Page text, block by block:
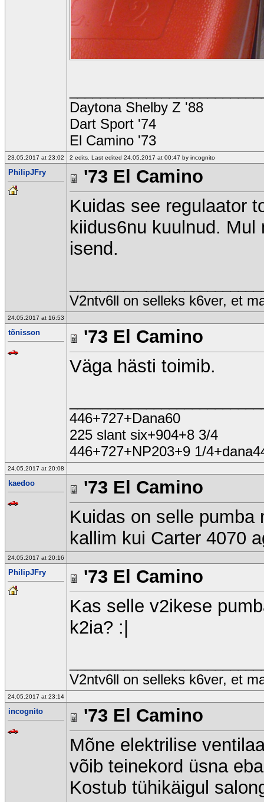
Daytona Shelby Z '88
Dart Sport '74
El Camino '73
23.05.2017 at 23:02 2 edits. Last edited 24.05.2017 at 00:47 by incognito
PhilipJFry
'73 El Camino
Kuidas see regulaator
kiidus6nu kuulnud.
isend.
V2ntv6ll on selleks k6ver, et
24.05.2017 at 16:53
tõnisson
'73 El Camino
Väga hästi toimib.
446+727+Dana60
225 slant six+904+8 3/4
446+727+NP203+9 1/
24.05.2017 at 20:08
kaedoo
'73 El Camino
Kuidas on selle pumba
kallim kui Carter 4070
24.05.2017 at 20:16
PhilipJFry
'73 El Camino
Kas selle v2ikese
k2ia? :|
V2ntv6ll on selleks k6ver, et
24.05.2017 at 23:14
incognito
'73 El Camino
Mõne elektrilise
võib teinekord üsna
Kostub tühikäigul